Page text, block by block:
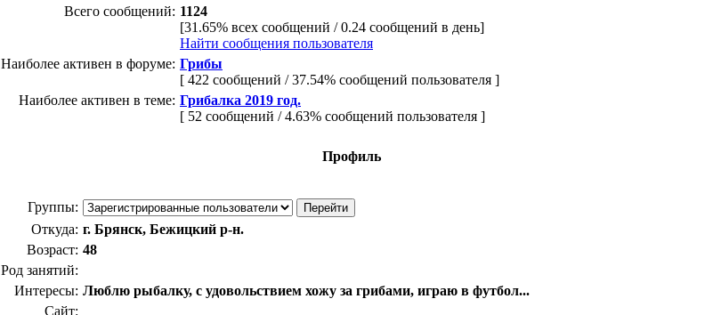
Всего сообщений: 1124
[31.65% всех сообщений / 0.24 сообщений в день]
Найти сообщения пользователя
Наиболее активен в форуме: Грибы
[ 422 сообщений / 37.54% сообщений пользователя ]
Наиболее активен в теме: Грибалка 2019 год.
[ 52 сообщений / 4.63% сообщений пользователя ]
Профиль
Группы:
Откуда: г. Брянск, Бежицкий р-н.
Возраст: 48
Род занятий:
Интересы: Люблю рыбалку, с удовольствием хожу за грибами, играю в футбол...
Сайт: